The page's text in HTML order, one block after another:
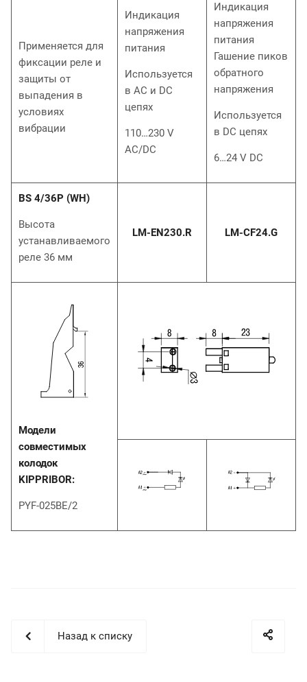
Применяется для
фиксации реле и
защиты от
выпадения в
условиях
вибрации
Индикация
напряжения
питания
Используется
в AC и DC
цепях
110…230 V
AC/DC
Индикация
напряжения
питания
Гашение пиков
обратного
напряжения
Используется
в DC цепях
6…24 V DC
BS 4/36P (WH)
Высота
устанавливаемого
реле 36 мм
LM-EN230.R LM-CF24.G
Модели
совместимых
колодок
KIPPRIBOR:
PYF-025BE/2
Назад к списку